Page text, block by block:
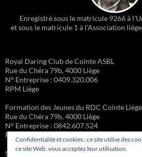
Enregistré sous le matricule 9266 à
et sous le matricule 1 à l'Association
Royal Daring Club de Cointe ASBL
Rue du Chéra 79b, 4000 Liège
N° Entreprise : 0409.320.006
RPM Liège
Formation des Jeunes du RDC Cointe Liège
Rue du Chéra 79b, 4000 Liège
N° Entreprise : 0842.607.524
RPM Liège
Site administré par la Formation des
Confidentialité et cookies : ce site utilise des
ce site Web, vous acceptez leur utilisation.